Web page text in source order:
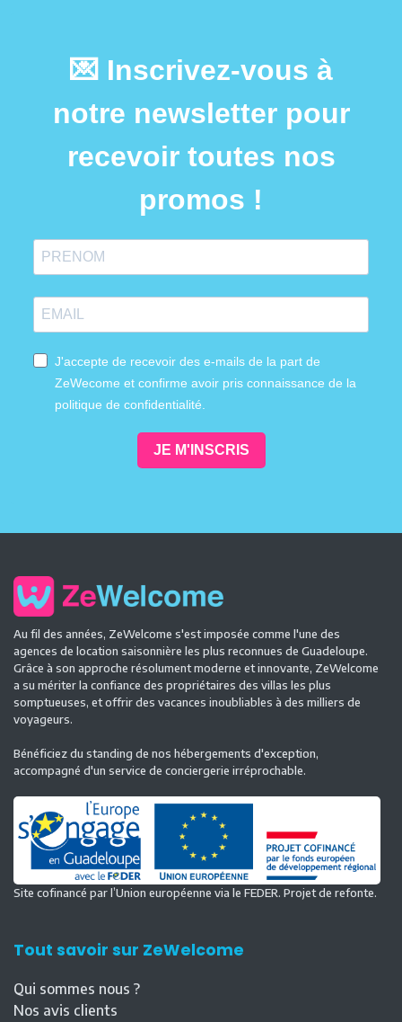
💌 Inscrivez-vous à
notre newsletter pour
recevoir toutes nos
promos !
J'accepte de recevoir des e-mails de la part de
ZeWecome et confirme avoir pris connaissance de la
politique de confidentialité.
JE M'INSCRIS
Au fil des années, ZeWelcome s'est imposée comme l'une des
agences de location saisonnière les plus reconnues de Guadeloupe.
Grâce à son approche résolument moderne et innovante, ZeWelcome
a su mériter la confiance des propriétaires des villas les plus
somptueuses, et offrir des vacances inoubliables à des milliers de
voyageurs.
Bénéficiez du standing de nos hébergements d'exception,
accompagné d'un service de conciergerie irréprochable.
Site cofinancé par l’Union européenne via le FEDER. Projet de refonte.
Tout savoir sur ZeWelcome
Qui sommes nous ?
Nos avis clients